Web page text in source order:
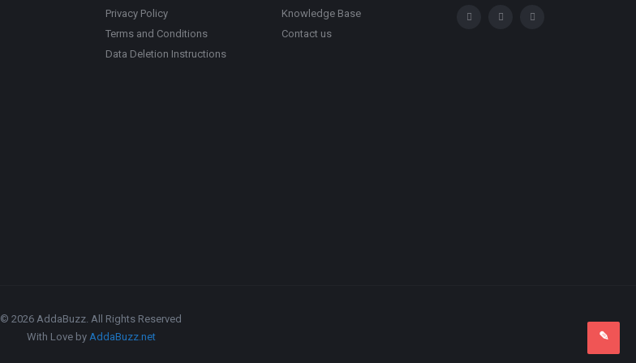
Privacy Policy
Terms and Conditions
Data Deletion Instructions
Knowledge Base
Contact us
© 2026 AddaBuzz. All Rights Reserved
With Love by AddaBuzz.net